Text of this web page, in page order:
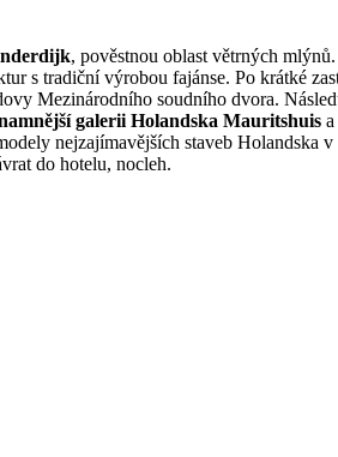
, pověstnou oblast větrných
s tradiční výrobou fajánse. Po krátké
Mezinárodního soudního dvora.
galerii Holandska Mauritshuis
nejzajímavějších staveb Holandska
do hotelu, nocleh.